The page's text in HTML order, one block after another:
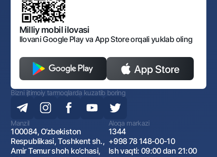
Bankining ish tartibi va rejimi
Ochiq ma'lumotlar
Monopoliyaga qarshi komplaens
Milliy mobil ilovasi
Ilovani Google Play va App Store orqali yuklab oling
Bizni ijtimoiy tarmoqlarda kuzatib boring
Manzil
100084, O‘zbekiston
Respublikasi, Toshkent sh.,
Amir Temur shoh ko‘chasi,
Aloqa markazi
1344
+998 78 148-00-10
Ish vaqti: 09:00 dan 21:00